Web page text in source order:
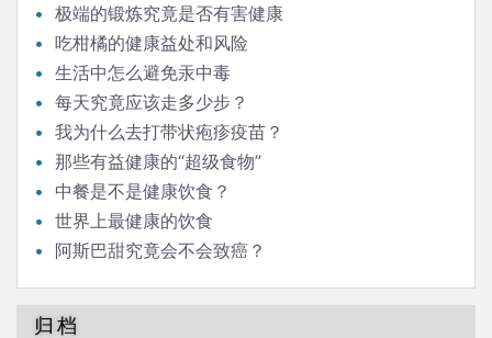
极端的锻炼究竟是否有害健康
吃柑橘的健康益处和风险
生活中怎么避免汞中毒
每天究竟应该走多少步？
我为什么去打带状疱疹疫苗？
那些有益健康的“超级食物”
中餐是不是健康饮食？
世界上最健康的饮食
阿斯巴甜究竟会不会致癌？
归档